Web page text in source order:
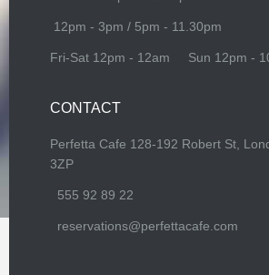
12pm - 3pm / 5pm - 11.30pm
Fri-Sat 12pm - 12am Sun 12pm -
CONTACT
Perfetta Cafe 128-192 Robert St,
3ZP
555 92 89 22
reservations@perfettacafe.com